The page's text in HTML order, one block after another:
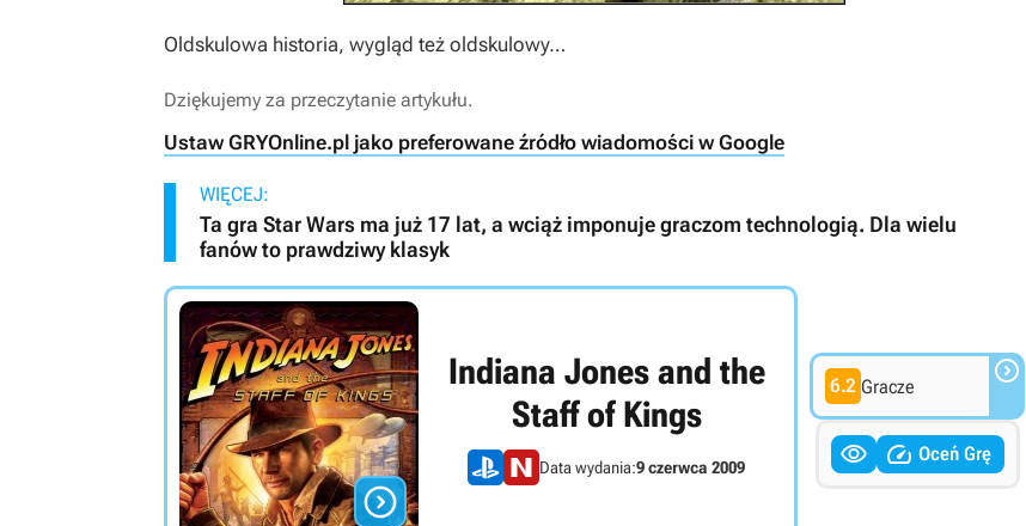
Oldskulowa historia, wygląd też oldskulowy…
Dziękujemy za przeczytanie artykułu.
Ustaw GRYOnline.pl jako preferowane źródło wiadomości w Google
WIĘCEJ:
Ta gra Star Wars ma już 17 lat, a wciąż imponuje graczom technologią. Dla wielu
fanów to prawdziwy klasyk

Indiana Jones and the
Staff of Kings
Data wydania:9 czerwca 2009
6.2 Gracze 
  Oceń Grę